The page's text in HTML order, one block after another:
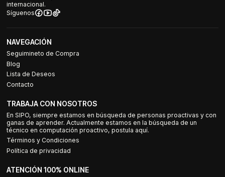
internacional.
Síguenos
NAVEGACIÓN
Seguimineto de Compra
Blog
Lista de Deseos
Contacto
TRABAJA CON NOSOTROS
En SIPO, siempre estamos en búsqueda de personas proactivas y con
ganas de aprender. Actualmente estamos en la búsqueda de un
técnico en computación proactivo, postula aquí.
Términos y Condiciones
Política de privacidad
ATENCIÓN 100% ONLINE